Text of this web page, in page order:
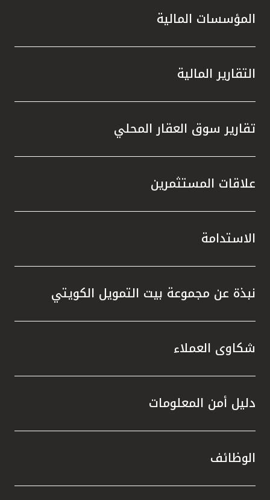
المؤسسات المالية
التقارير المالية
تقارير سوق العقار المحلي
علاقات المستثمرين
الاستدامة
نبذة عن مجموعة بيت التمويل الكويتي
شكاوى العملاء
دليل أمن المعلومات
الوظائف